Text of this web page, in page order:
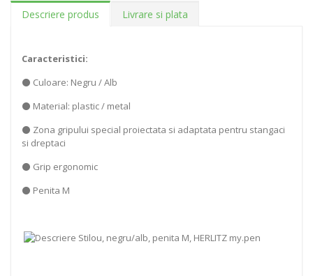
Descriere produs Livrare si plata
Caracteristici:
⚫ Culoare: Negru / Alb
⚫ Material: plastic / metal
⚫ Zona gripului special proiectata si adaptata pentru stangaci
si dreptaci
⚫ Grip ergonomic
⚫ Penita M